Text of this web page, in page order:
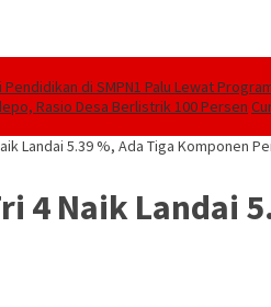
di SMPN1 Palu Lewat
Rasio Desa Berlistrik 100 Persen
Landai 5.39 %, Ada Tiga Komponen
4 Naik Landai